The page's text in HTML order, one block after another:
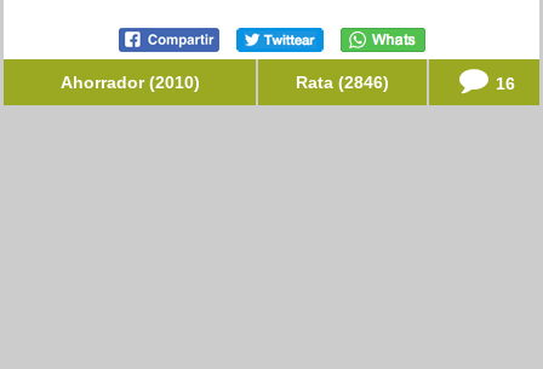
Ahorrador (2010) Rata (2846) 16